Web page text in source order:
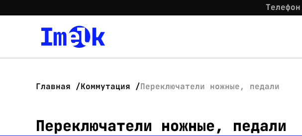
Главная Коммутация Переключатели ножные, педали
Переключатели ножные, педали